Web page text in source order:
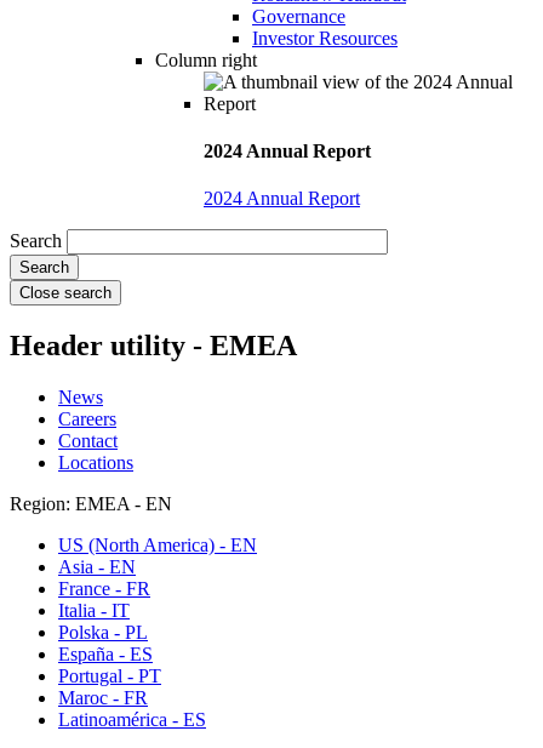
Governance
Investor Resources
Column right
2024 Annual Report
2024 Annual Report
Search
Close search
Header utility - EMEA
News
Careers
Contact
Locations
Region: EMEA - EN
US (North America) - EN
Asia - EN
France - FR
Italia - IT
Polska - PL
España - ES
Portugal - PT
Maroc - FR
Latinoamérica - ES